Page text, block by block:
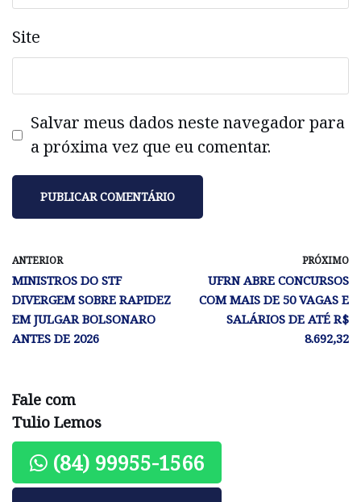
Site
Salvar meus dados neste navegador para
a próxima vez que eu comentar.
ANTERIOR
MINISTROS DO STF
DIVERGEM SOBRE RAPIDEZ
EM JULGAR BOLSONARO
ANTES DE 2026
PRÓXIMO
UFRN ABRE CONCURSOS
COM MAIS DE 50 VAGAS E
SALÁRIOS DE ATÉ R$
8.692,32
Fale com
Tulio Lemos
(84) 99955-1566